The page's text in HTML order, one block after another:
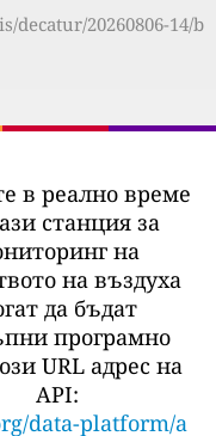
20260806-14/b
в реално време
станция за
на
на въздуха
да бъдат
програмно
URL адрес на
API:
data-platform/a